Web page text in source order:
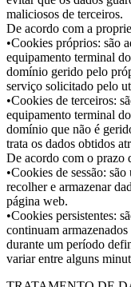
maliciosos de terceiros.
De acordo com a
•Cookies próprios: são
equipamento terminal
domínio gerido pelo
serviço solicitado pelo
•Cookies de terceiros:
equipamento terminal
domínio que não é
trata os dados obtidos
De acordo com o prazo
•Cookies de sessão:
recolher e armazenar
página web.
•Cookies persistentes:
continuam
durante um período
variar entre alguns